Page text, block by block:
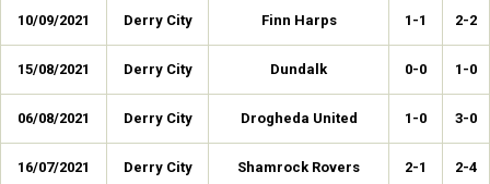
10/09/2021 Derry City Finn Harps 1-1 2-2
15/08/2021 Derry City Dundalk 0-0 1-0
06/08/2021 Derry City Drogheda United 1-0 3-0
16/07/2021 Derry City Shamrock Rovers 2-1 2-4